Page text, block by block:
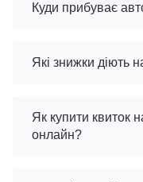
Куди прибуває
Які знижки діють
Як купити квиток
онлайн?